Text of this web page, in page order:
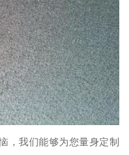
，我们能够为您量身定制